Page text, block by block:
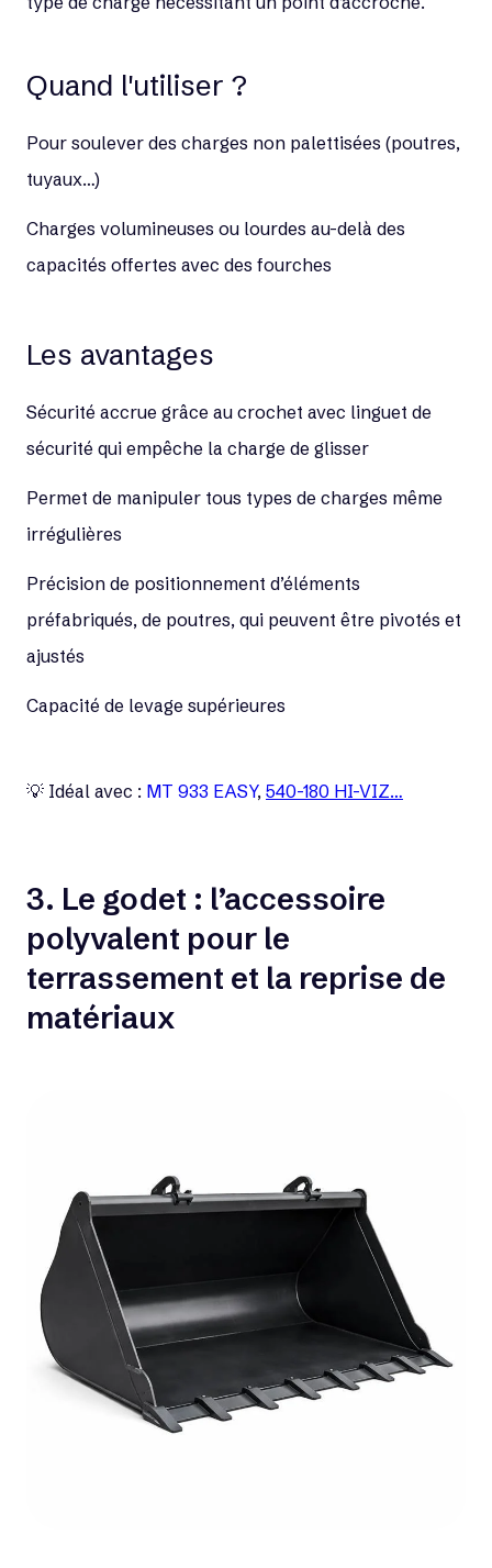
Quand l'utiliser ?
Pour soulever des charges non palettisées (poutres,
tuyaux…)
Charges volumineuses ou lourdes au-delà des
capacités offertes avec des fourches
Les avantages
Sécurité accrue grâce au crochet avec linguet de
sécurité qui empêche la charge de glisser
Permet de manipuler tous types de charges même
irrégulières
Précision de positionnement d’éléments
préfabriqués, de poutres, qui peuvent être pivotés et
ajustés
Capacité de levage supérieures
💡 Idéal avec : MT 933 EASY, 540-180 HI-VIZ…
3. Le godet : l’accessoire
polyvalent pour le
terrassement et la reprise de
matériaux